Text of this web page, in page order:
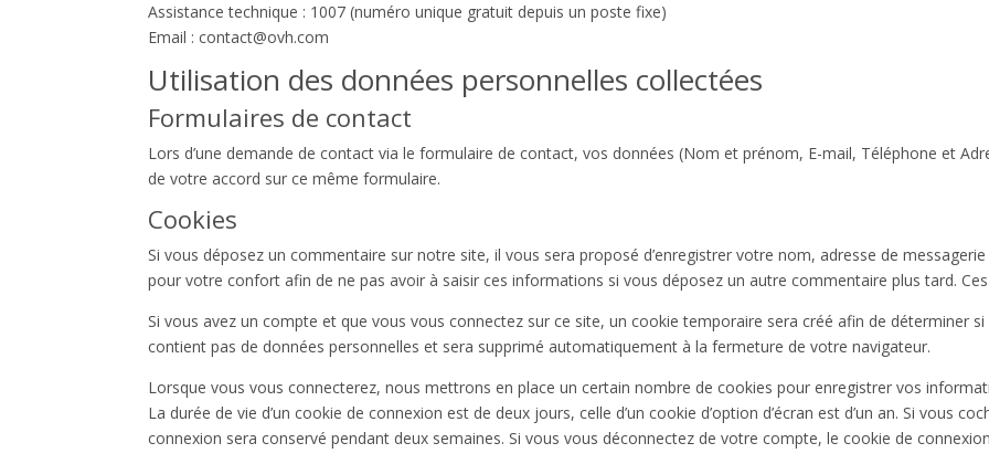
Assistance technique : 1007 (numéro unique gratuit depuis un poste fixe)
Email : contact@ovh.com
Utilisation des données personnelles collectées
Formulaires de contact
Lors d’une demande de contact via le formulaire de contact, vos données (Nom et prénom, E-mail, Téléphone et
de votre accord sur ce même formulaire.
Cookies
Si vous déposez un commentaire sur notre site, il vous sera proposé d’enregistrer votre nom, adresse de
pour votre confort afin de ne pas avoir à saisir ces informations si vous déposez un autre commentaire plus tard.
Si vous avez un compte et que vous vous connectez sur ce site, un cookie temporaire sera créé afin de déterminer
contient pas de données personnelles et sera supprimé automatiquement à la fermeture de votre navigateur.
Lorsque vous vous connecterez, nous mettrons en place un certain nombre de cookies pour enregistrer vos
La durée de vie d’un cookie de connexion est de deux jours, celle d’un cookie d’option d’écran est d’un an. Si vous
connexion sera conservé pendant deux semaines. Si vous vous déconnectez de votre compte, le cookie de